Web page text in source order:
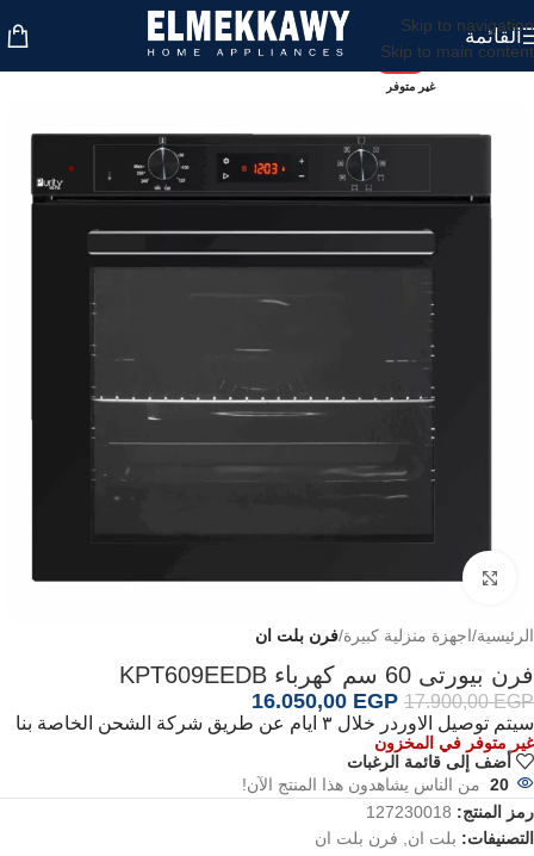
Skip to navigation
Skip to main content
القائمة
-10%
غير متوفر
اضغط للتكبير
الرئيسية اجهزة منزلية كبيرة فرن بلت ان
فرن بيورتى 60 سم كهرباء KPT609EEDB
17.900,00EGP
16.050,00 EGP
سيتم توصيل الاوردر خلال ٣ ايام عن طريق شركة الشحن الخاصة بنا
غير متوفر في المخزون
أضف إلى قائمة الرغبات
20 من الناس يشاهدون هذا المنتج الآن!
رمز المنتج: 127230018
التصنيفات: بلت ان, فرن بلت ان